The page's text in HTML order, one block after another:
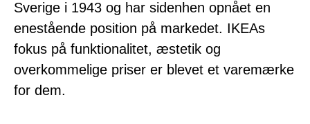
Sverige i 1943 og har sidenhen opnået en
enestående position på markedet. IKEAs
fokus på funktionalitet, æstetik og
overkommelige priser er blevet et varemærke
for dem.